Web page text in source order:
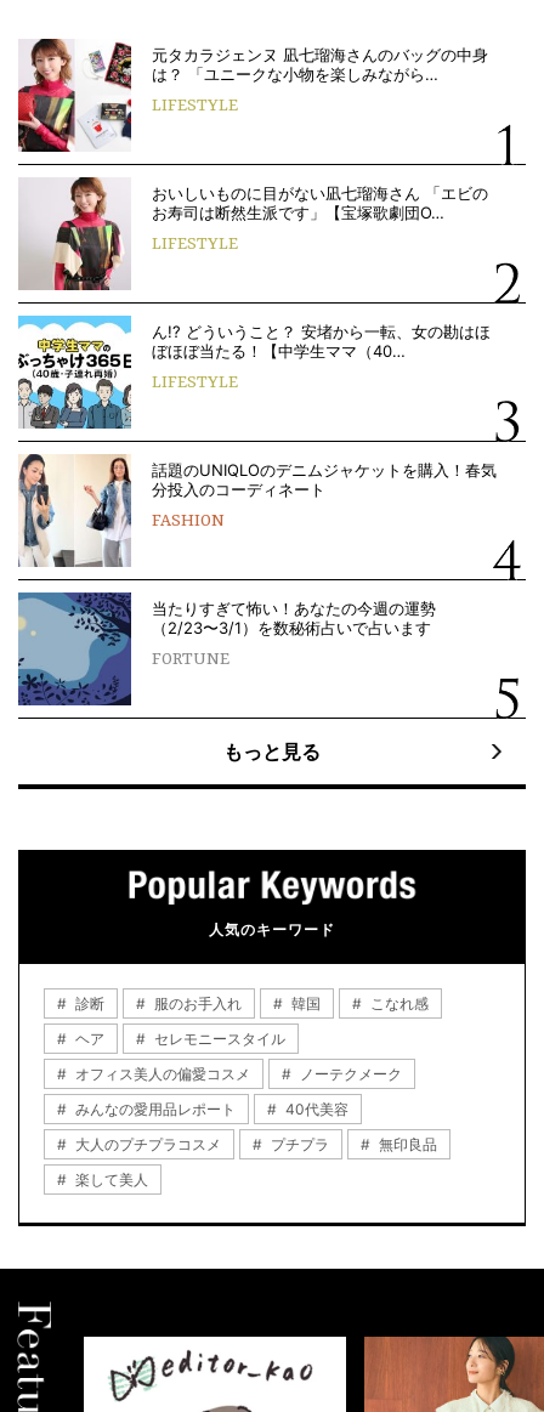
元タカラジェンヌ 凪七瑠海さんのバッグの中身
は？ 「ユニークな小物を楽しみながら…
LIFESTYLE
おいしいものに目がない凪七瑠海さん 「エビの
お寿司は断然生派です」【宝塚歌劇団O…
LIFESTYLE
ん!? どういうこと？ 安堵から一転、女の勘はほ
ぼほぼ当たる！【中学生ママ（40…
LIFESTYLE
話題のUNIQLOのデニムジャケットを購入！春気
分投入のコーディネート
FASHION
当たりすぎて怖い！あなたの今週の運勢
（2/23〜3/1）を数秘術占いで占います
FORTUNE
もっと見る
人気のキーワード
診断 服のお手入れ 韓国
こなれ感
ヘア
セレモニースタイル
オフィス美人の偏愛コスメ
ノーテクメーク
みんなの愛用品レポート
40代美容
大人のプチプラコスメ
プチプラ
無印良品
楽して美人